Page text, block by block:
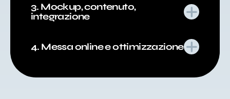
3. Mockup, contenuto,
integrazione
4. Messa online e ottimizzazione